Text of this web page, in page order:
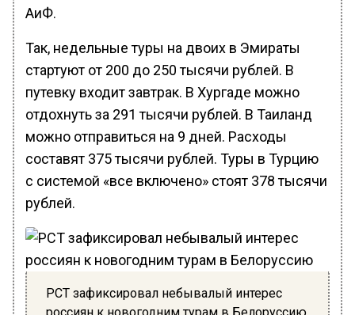
АиФ.
Так, недельные туры на двоих в Эмираты
стартуют от 200 до 250 тысячи рублей. В
путевку входит завтрак. В Хургаде можно
отдохнуть за 291 тысячи рублей. В Таиланд
можно отправиться на 9 дней. Расходы
составят 375 тысячи рублей. Туры в Турцию
с системой «все включено» стоят 378 тысячи
рублей.
РСТ зафиксировал небывалый интерес